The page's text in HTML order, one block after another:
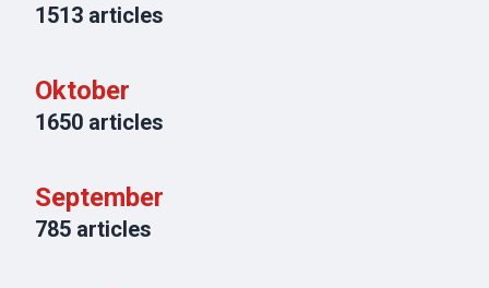
1513 articles
Oktober
1650 articles
September
785 articles